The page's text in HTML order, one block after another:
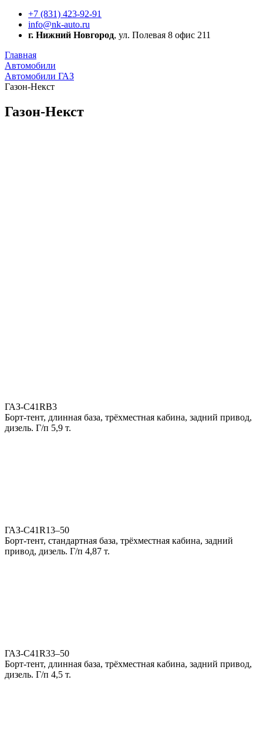
+7 (831) 423-92-91
info@nk-auto.ru
г. Нижний Новгород, ул. Полевая 8 офис 211
Главная
Автомобили
Автомобили ГАЗ
Газон-Некст
Газон-Некст
ГАЗ-С41RB3
Борт-тент, длинная база, трёхместная кабина, задний привод,
дизель. Г/п 5,9 т.
ГАЗ-С41R13–50
Борт-тент, стандартная база, трёхместная кабина, задний
привод, дизель. Г/п 4,87 т.
ГАЗ-С41R33–50
Борт-тент, длинная база, трёхместная кабина, задний привод,
дизель. Г/п 4,5 т.